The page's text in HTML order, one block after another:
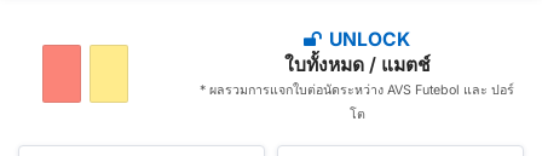
UNLOCK
ใบทั้งหมด / แมตช์
* ผลรวมการแจกใบต่อนัดระหว่าง AVS Futebol และ ปอร์
โต